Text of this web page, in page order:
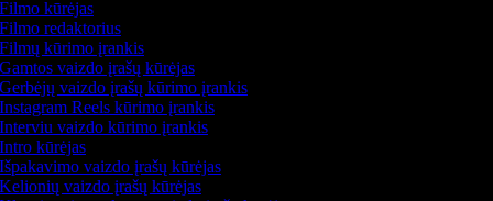
kūrėjas
redaktorius
kūrimo įrankis
vaizdo įrašų kūrėjas
vaizdo įrašų kūrimo įrankis
Reels kūrimo įrankis
vaizdo kūrimo įrankis
kūrėjas
vaizdo įrašų kūrėjas
vaizdo įrašų kūrėjas